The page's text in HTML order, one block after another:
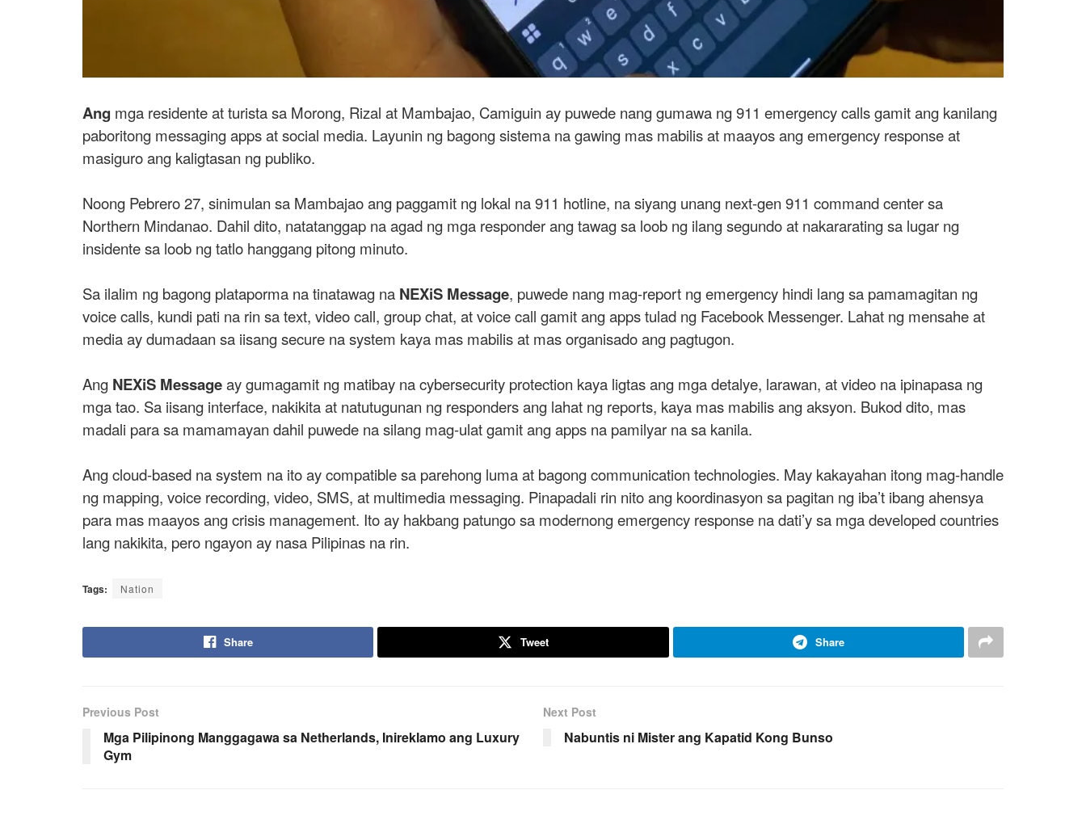
Ang mga residente at turista sa Morong, Rizal at Mambajao, Camiguin ay puwede nang gumawa ng 911 emergency calls gamit ang kanilang
paboritong messaging apps at social media. Layunin ng bagong sistema na gawing mas mabilis at maayos ang emergency response at
masiguro ang kaligtasan ng publiko.
Noong Pebrero 27, sinimulan sa Mambajao ang paggamit ng lokal na 911 hotline, na siyang unang next-gen 911 command center sa
Northern Mindanao. Dahil dito, natatanggap na agad ng mga responder ang tawag sa loob ng ilang segundo at nakararating sa lugar ng
insidente sa loob ng tatlo hanggang pitong minuto.
Sa ilalim ng bagong plataporma na tinatawag na NEXiS Message, puwede nang mag-report ng emergency hindi lang sa pamamagitan ng
voice calls, kundi pati na rin sa text, video call, group chat, at voice call gamit ang apps tulad ng Facebook Messenger. Lahat ng mensahe at
media ay dumadaan sa iisang secure na system kaya mas mabilis at mas organisado ang pagtugon.
Ang NEXiS Messageay gumagamit ng matibay na cybersecurity protection kaya ligtas ang mga detalye, larawan, at video na ipinapasa ng
mga tao. Sa iisang interface, nakikita at natutugunan ng responders ang lahat ng reports, kaya mas mabilis ang aksyon. Bukod dito, mas
madali para sa mamamayan dahil puwede na silang mag-ulat gamit ang apps na pamilyar na sa kanila.
Ang cloud-based na system na ito ay compatible sa parehong luma at bagong communication technologies. May kakayahan itong mag-handle
ng mapping, voice recording, video, SMS, at multimedia messaging. Pinapadali rin nito ang koordinasyon sa pagitan ng iba’t ibang ahensya
para mas maayos ang crisis management. Ito ay hakbang patungo sa modernong emergency response na dati’y sa mga developed countries
lang nakikita, pero ngayon ay nasa Pilipinas na rin.
Tags: Nation
Share Tweet Share
Previous Post
Mga Pilipinong Manggagawa sa Netherlands, Inireklamo ang Luxury
Gym
Next Post
Nabuntis ni Mister ang Kapatid Kong Bunso